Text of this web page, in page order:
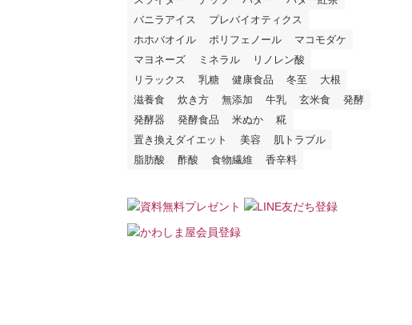
バニラアイス
プレバイオティクス
ホホバオイル
ポリフェノール
マコモダケ
マヨネーズ
ミネラル
リノレン酸
リラックス
乳糖 健康食品 冬至
大根
滋養食
炊き方 無添加 牛乳 玄米食
発酵
発酵器
発酵食品 米ぬか
糀
置き換えダイエット
美容
肌トラブル
脂肪酸
酢酸 食物繊維 香辛料